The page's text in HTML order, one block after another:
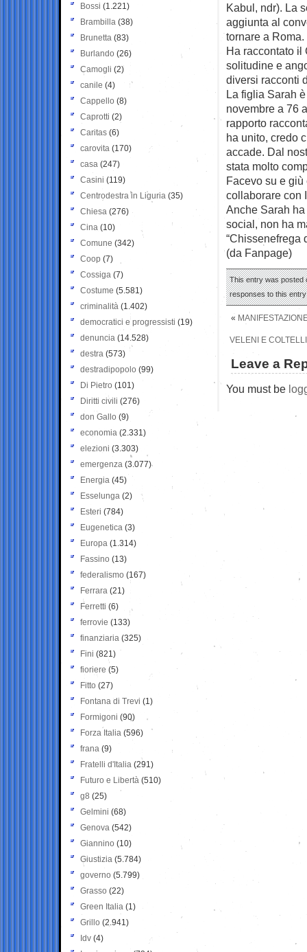
Kabul, ndr). La
aggiunta al
tornare a
Ha raccontato il
solitudine e
diversi racconti
La figlia Sarah
novembre a 76
rapporto
ha unito, credo
accade. Dal
stata molto
Facevo su e giù
collaborare con
Anche Sarah
social, non ha
“Chissenefrega
(da Fanpage)
This entry was posted
responses to this
«
VELENI E
Leave a
You must be
Bossi (1.221)
Brambilla (38)
Brunetta (83)
Burlando (26)
Camogli (2)
canile (4)
Cappello (8)
Caprotti (2)
Caritas (6)
carovita (170)
casa (247)
Casini (119)
Centrodestra in Liguria (35)
Chiesa (276)
Cina (10)
Comune (342)
Coop (7)
Cossiga (7)
Costume (5.581)
criminalità (1.402)
democratici e progressisti (19)
denuncia (14.528)
destra (573)
destradipopolo (99)
Di Pietro (101)
Diritti civili (276)
don Gallo (9)
economia (2.331)
elezioni (3.303)
emergenza (3.077)
Energia (45)
Esselunga (2)
Esteri (784)
Eugenetica (3)
Europa (1.314)
Fassino (13)
federalismo (167)
Ferrara (21)
Ferretti (6)
ferrovie (133)
finanziaria (325)
Fini (821)
fioriere (5)
Fitto (27)
Fontana di Trevi (1)
Formigoni (90)
Forza Italia (596)
frana (9)
Fratelli d'Italia (291)
Futuro e Libertà (510)
g8 (25)
Gelmini (68)
Genova (542)
Giannino (10)
Giustizia (5.784)
governo (5.799)
Grasso (22)
Green Italia (1)
Grillo (2.941)
Idv (4)